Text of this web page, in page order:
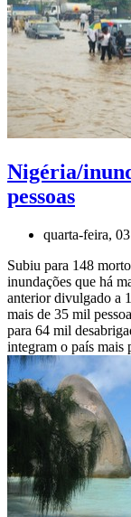
Nigéria/
pessoas
quarta-feira,
Subiu para 148
inundações que há
anterior divulgado a
mais de 35 mil
para 64 mil
integram o país mais